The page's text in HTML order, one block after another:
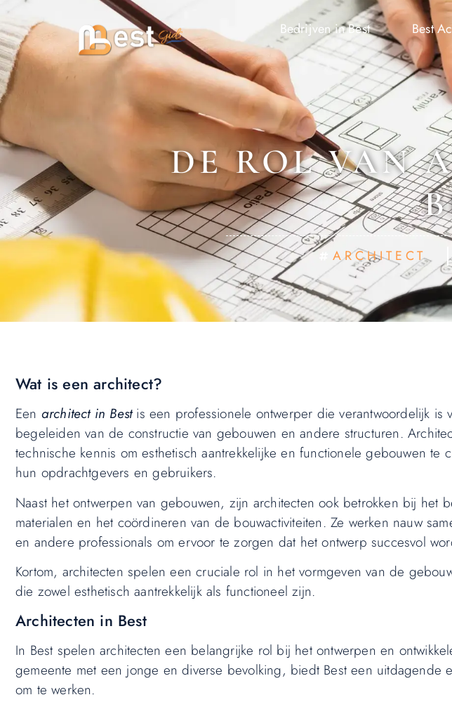
Bedrijven in Best Best
DE ROL VAN
ARCHITECT
Wat is een architect?
Een architect in Bestis een professionele ontwerper die verantwoordelijk is
begeleiden van de constructie van gebouwen en andere structuren.
technische kennis om esthetisch aantrekkelijke en functionele gebouwen
hun opdrachtgevers en gebruikers.
Naast het ontwerpen van gebouwen, zijn architecten ook betrokken bij het
materialen en het coördineren van de bouwactiviteiten. Ze werken nauw
en andere professionals om ervoor te zorgen dat het ontwerp succesvol
Kortom, architecten spelen een cruciale rol in het vormgeven van de
die zowel esthetisch aantrekkelijk als functioneel zijn.
Architecten in Best
In Best spelen architecten een belangrijke rol bij het ontwerpen en
gemeente met een jonge en diverse bevolking, biedt Best een uitdagende
om te werken.